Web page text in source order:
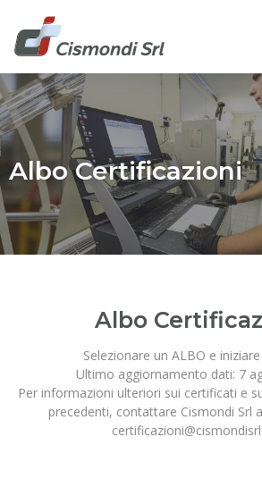
Albo Certificazioni
Albo
Selezionare un ALBO e
Ultimo aggiornamento dati: 7
Per informazioni ulteriori sui certificati e
precedenti, contattare Cismondi Srl